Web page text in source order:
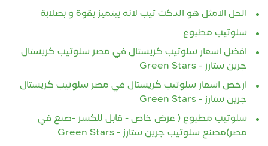
الحل الامثل هو الدكت تيب لانه بيتميز بقوة و بصلابة
سلوتيب مطبوع
افضل اسعار سلوتيب كريستال في مصر سلوتيب كريستال
جرين ستارز - Green Stars
ارخص اسعار سلوتيب كريستال في مصر سلوتيب كريستال
جرين ستارز - Green Stars
سلوتيب مطبوع ( عرض خاص - قابل للكسر -صنع في
مصر)مصنع سلوتيب جرين ستارز - Green Stars